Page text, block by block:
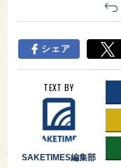
シェア
TEXT BY
SAKETIMES編集部